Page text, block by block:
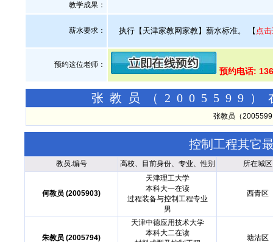
教学成果：
薪水要求： 执行【天津家教网家教】薪水标准。 【 点
预约这位老师：
预约电话:
张教员（2005599）
张教员（
控制工程其它
教员.编号 高校、目前身份、专业、性别 所在城区
何教员 (2005903)
天津理工大学
本科大一在读
过程装备与控制工程专业
男
西青区
朱教员 (2005794)
天津中德应用技术大学
本科大二在读
塘沽区